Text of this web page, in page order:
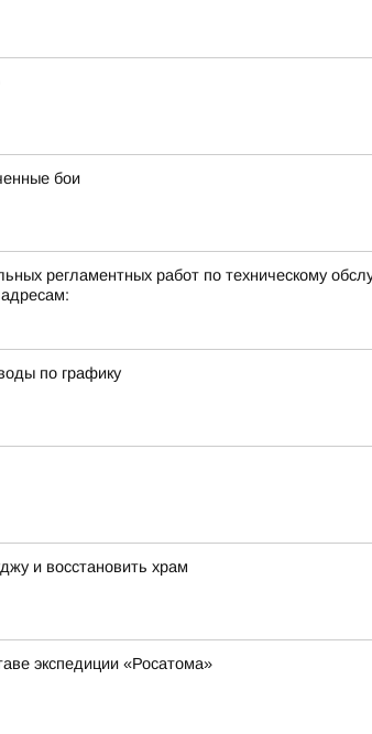
бои
регламентных работ по техническому
по графику
и восстановить храм
экспедиции «Росатома»